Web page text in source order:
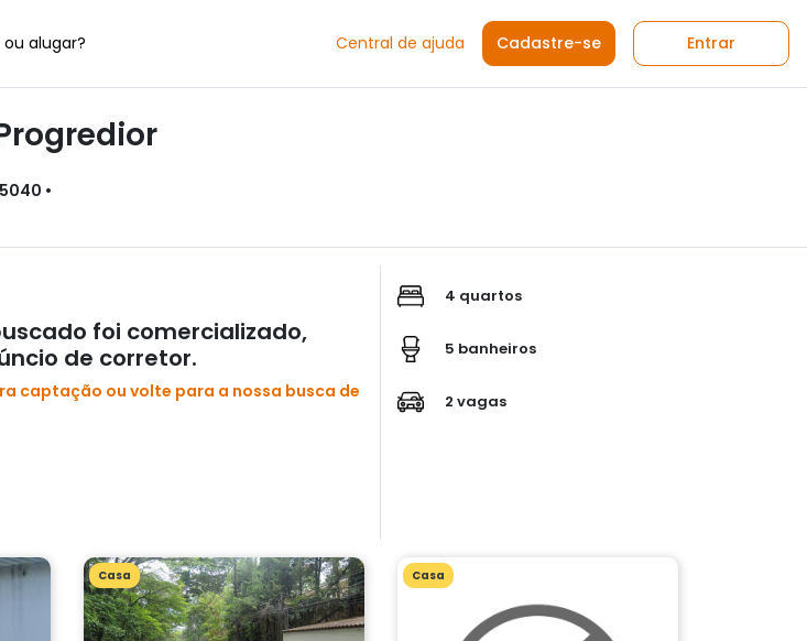
alugar? Central de ajuda Cadastre-se Entrar
•
foi comercializado,
de corretor.
captação ou volte para a nossa busca de
4 quartos
5 banheiros
2 vagas
Casa Casa